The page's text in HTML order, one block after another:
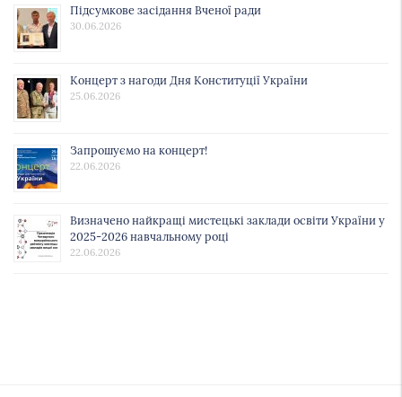
Підсумкове засідання Вченої ради
30.06.2026
Концерт з нагоди Дня Конституції України
25.06.2026
Запрошуємо на концерт!
22.06.2026
Визначено найкращі мистецькі заклади освіти України у
2025-2026 навчальному році
22.06.2026